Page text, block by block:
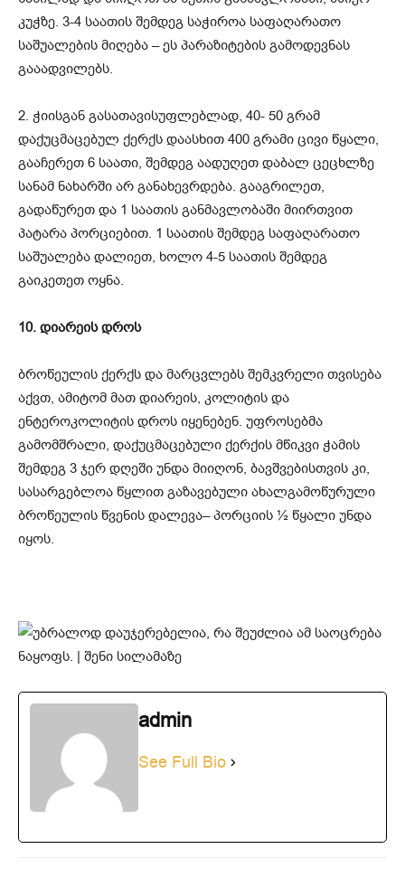
კუჭზე. 3-4 საათის შემდეგ საჭიროა საფაღარათო
საშუალების მიღება – ეს პარაზიტების გამოდევნას
გააადვილებს.
2. ჭიისგან გასათავისუფლებლად, 40- 50 გრამ
დაქუცმაცებულ ქერქს დაასხით 400 გრამი ცივი წყალი,
გააჩერეთ 6 საათი, შემდეგ აადუღეთ დაბალ ცეცხლზე
სანამ ნახარში არ განახევრდება. გააგრილეთ,
გადაწურეთ და 1 საათის განმავლობაში მიირთვით
პატარა პორციებით. 1 საათის შემდეგ საფაღარათო
საშუალება დალიეთ, ხოლო 4-5 საათის შემდეგ
გაიკეთეთ ოყნა.
10. დიარეის დროს
ბროწეულის ქერქს და მარცვლებს შემკვრელი თვისება
აქვთ, ამიტომ მათ დიარეის, კოლიტის და
ენტეროკოლიტის დროს იყენებენ. უფროსებმა
გამომშრალი, დაქუცმაცებული ქერქის მწიკვი ჭამის
შემდეგ 3 ჯერ დღეში უნდა მიიღონ, ბავშვებისთვის კი,
სასარგებლოა წყლით გაზავებული ახალგამოწურული
ბროწეულის წვენის დალევა– პორციის ½ წყალი უნდა
იყოს.
admin
See Full Bio